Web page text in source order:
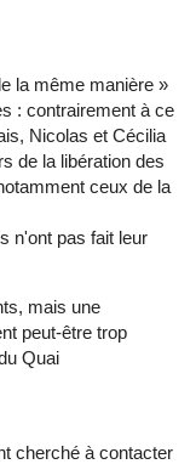
la même manière »
: contrairement à ce
Nicolas et Cécilia
de la libération des
ceux de la
n'ont pas fait leur
mais une
peut-être trop
Quai
cherché à contacter